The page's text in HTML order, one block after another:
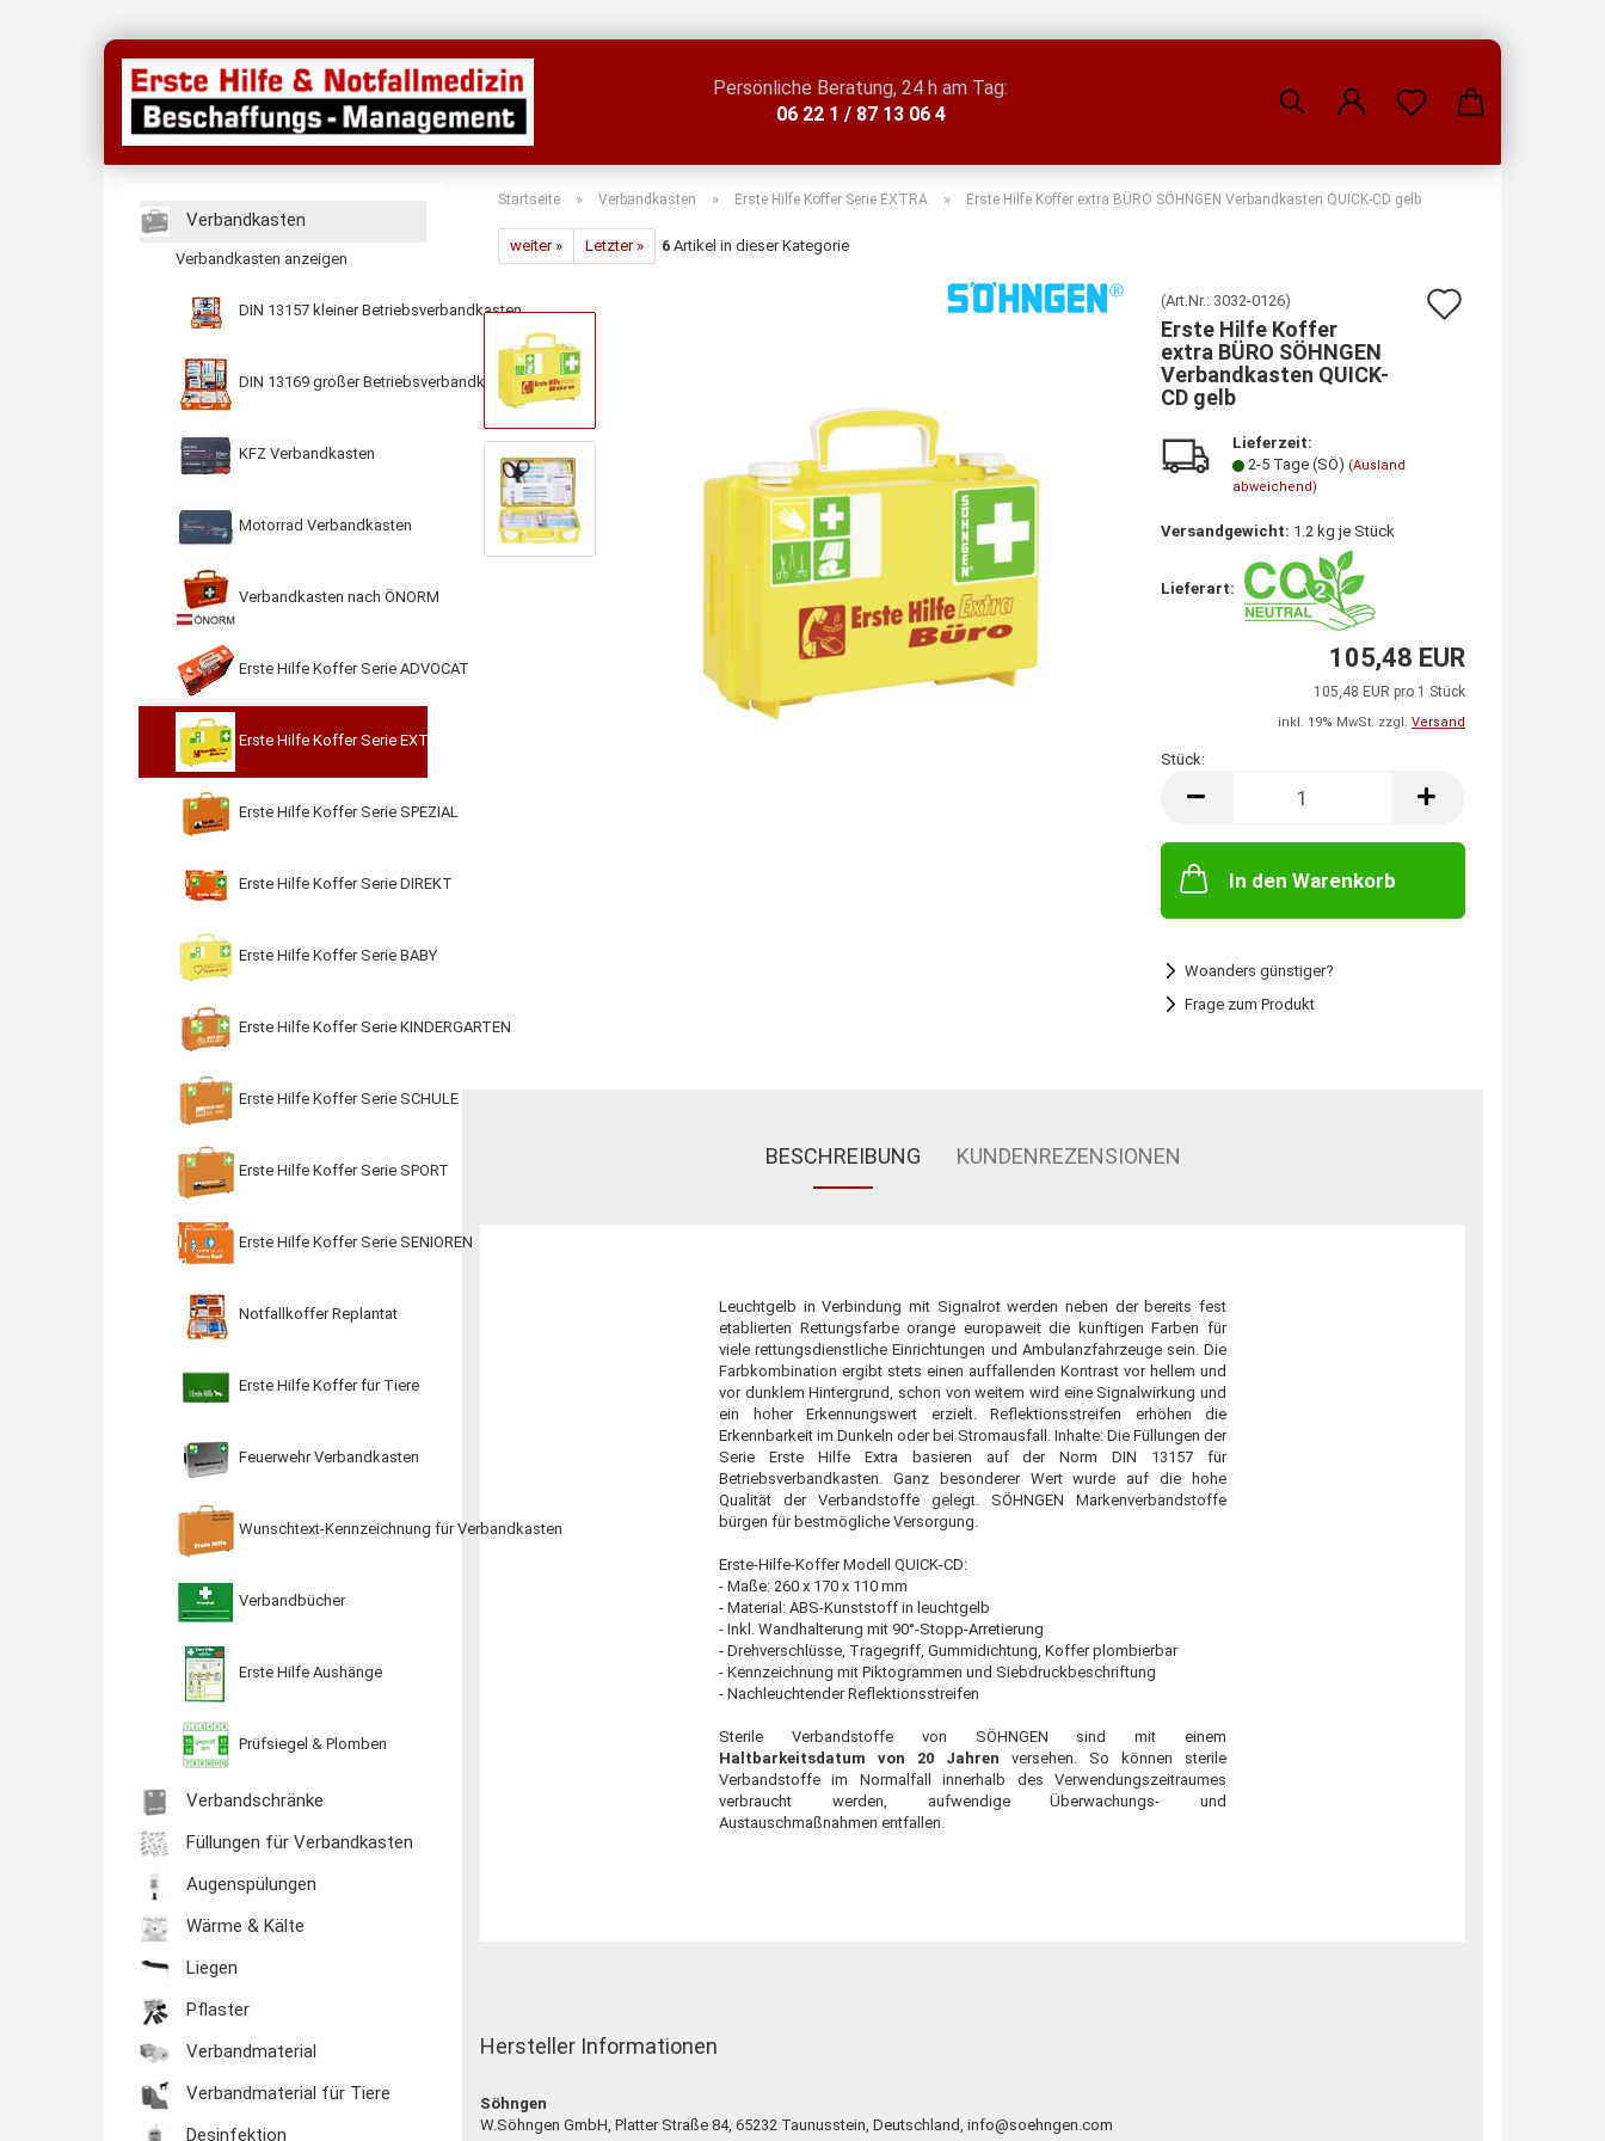
Persönliche Beratung, 24 h am Tag:
06 22 1 / 87 13 06 4
Startseite » Verbandkasten » Erste Hilfe Koffer Serie EXTRA » Erste Hilfe Koffer extra BÜRO SÖHNGEN Verbandkasten QUICK-CD gelb
weiter » Letzter » 6 Artikel in dieser Kategorie
(Art.Nr.: 3032-0126)
Erste Hilfe Koffer
extra BÜRO SÖHNGEN
Verbandkasten QUICK-
CD gelb
Lieferzeit:
2-5 Tage (SÖ) (Ausland
abweichend)
Versandgewicht: 1.2kg je Stück
Lieferart:
105,48 EUR
105,48 EUR pro 1 Stück
inkl. 19% MwSt. zzgl. Versand
Stück:
Stück
In den Warenkorb
Woanders günstiger?
Frage zum Produkt
BESCHREIBUNG KUNDENREZENSIONEN
Leuchtgelb in Verbindung mit Signalrot werden neben der bereits fest
etablierten Rettungsfarbe orange europaweit die künftigen Farben für
viele rettungsdienstliche Einrichtungen und Ambulanzfahrzeuge sein. Die
Farbkombination ergibt stets einen auffallenden Kontrast vor hellem und
vor dunklem Hintergrund, schon von weitem wird eine Signalwirkung und
ein hoher Erkennungswert erzielt. Reflektionsstreifen erhöhen die
Erkennbarkeit im Dunkeln oder bei Stromausfall. Inhalte: Die Füllungen der
Serie Erste Hilfe Extra basieren auf der Norm DIN 13157 für
Betriebsverbandkasten. Ganz besonderer Wert wurde auf die hohe
Qualität der Verbandstoffe gelegt. SÖHNGEN Markenverbandstoffe
bürgen für bestmögliche Versorgung.
Erste-Hilfe-Koffer Modell QUICK-CD:
- Maße: 260 x 170 x 110 mm
- Material: ABS-Kunststoff in leuchtgelb
- Inkl. Wandhalterung mit 90°-Stopp-Arretierung
- Drehverschlüsse, Tragegriff, Gummidichtung, Koffer plombierbar
- Kennzeichnung mit Piktogrammen und Siebdruckbeschriftung
- Nachleuchtender Reflektionsstreifen
Sterile Verbandstoffe von SÖHNGEN sind mit einem
Haltbarkeitsdatum von 20 Jahren versehen. So können sterile
Verbandstoffe im Normalfall innerhalb des Verwendungszeitraumes
verbraucht werden, aufwendige Überwachungs- und
Austauschmaßnahmen entfallen.
Hersteller Informationen
Söhngen
W.Söhngen GmbH, Platter Straße 84, 65232 Taunusstein, Deutschland, info@soehngen.com
Verbandkasten
Verbandkasten anzeigen
DIN 13157 kleiner Betriebsverbandkasten
DIN 13169 großer Betriebsverbandkasten
KFZ Verbandkasten
Motorrad Verbandkasten
Verbandkasten nach ÖNORM
Erste Hilfe Koffer Serie ADVOCAT
Erste Hilfe Koffer Serie EXTRA
Erste Hilfe Koffer Serie SPEZIAL
Erste Hilfe Koffer Serie DIREKT
Erste Hilfe Koffer Serie BABY
Erste Hilfe Koffer Serie KINDERGARTEN
Erste Hilfe Koffer Serie SCHULE
Erste Hilfe Koffer Serie SPORT
Erste Hilfe Koffer Serie SENIOREN
Notfallkoffer Replantat
Erste Hilfe Koffer für Tiere
Feuerwehr Verbandkasten
Wunschtext-Kennzeichnung für Verbandkasten
Verbandbücher
Erste Hilfe Aushänge
Prüfsiegel & Plomben
Verbandschränke
Füllungen für Verbandkasten
Augenspülungen
Wärme & Kälte
Liegen
Pflaster
Verbandmaterial
Verbandmaterial für Tiere
Desinfektion